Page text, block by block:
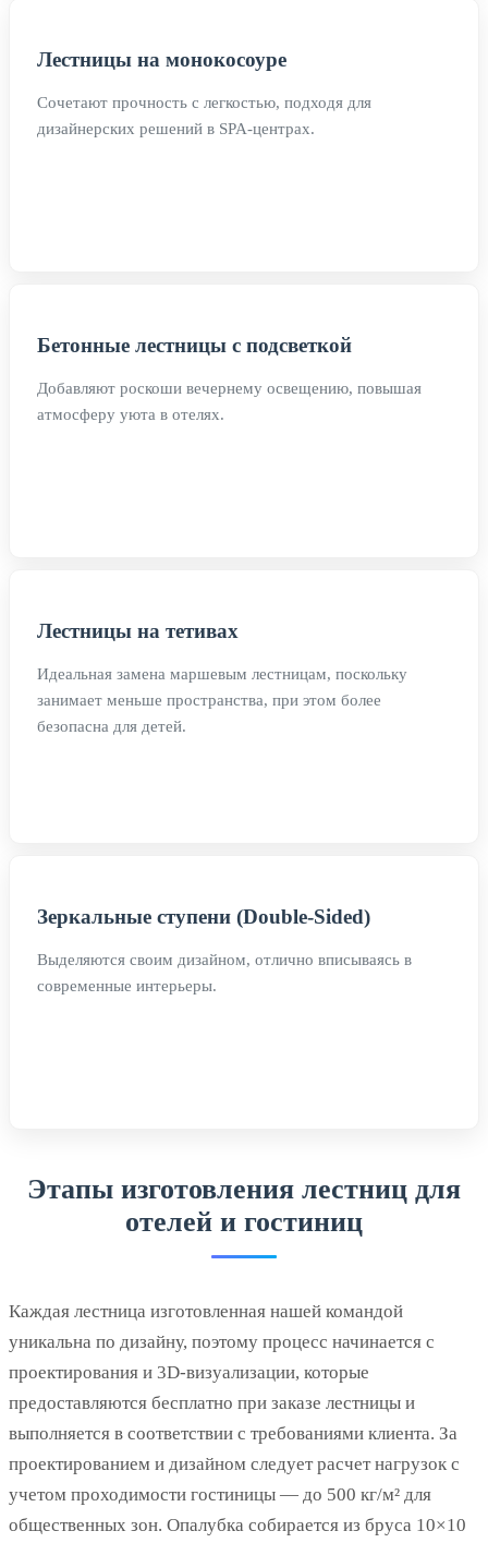
Лестницы на монокосоуре
Сочетают прочность с легкостью, подходя для
дизайнерских решений в SPA-центрах.
Бетонные лестницы с подсветкой
Добавляют роскоши вечернему освещению, повышая
атмосферу уюта в отелях.
Лестницы на тетивах
Идеальная замена маршевым лестницам, поскольку
занимает меньше пространства, при этом более
безопасна для детей.
Зеркальные ступени (Double-Sided)
Выделяются своим дизайном, отлично вписываясь в
современные интерьеры.
Этапы изготовления лестниц для
отелей и гостиниц
Каждая лестница изготовленная нашей командой
уникальна по дизайну, поэтому процесс начинается с
проектирования и 3D-визуализации, которые
предоставляются бесплатно при заказе лестницы и
выполняется в соответствии с требованиями клиента. За
проектированием и дизайном следует расчет нагрузок с
учетом проходимости гостиницы — до 500 кг/м² для
общественных зон. Опалубка собирается из бруса 10×10